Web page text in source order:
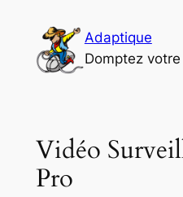
contenu
Adaptique
Domptez
Vidéo
Pro